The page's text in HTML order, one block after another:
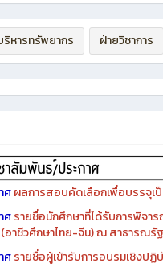
ศผลการสอบคัดเลือกเพื่อบรรจุเป็